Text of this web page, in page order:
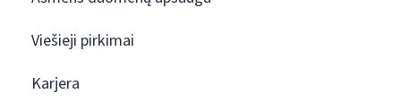
Viešieji pirkimai
Karjera